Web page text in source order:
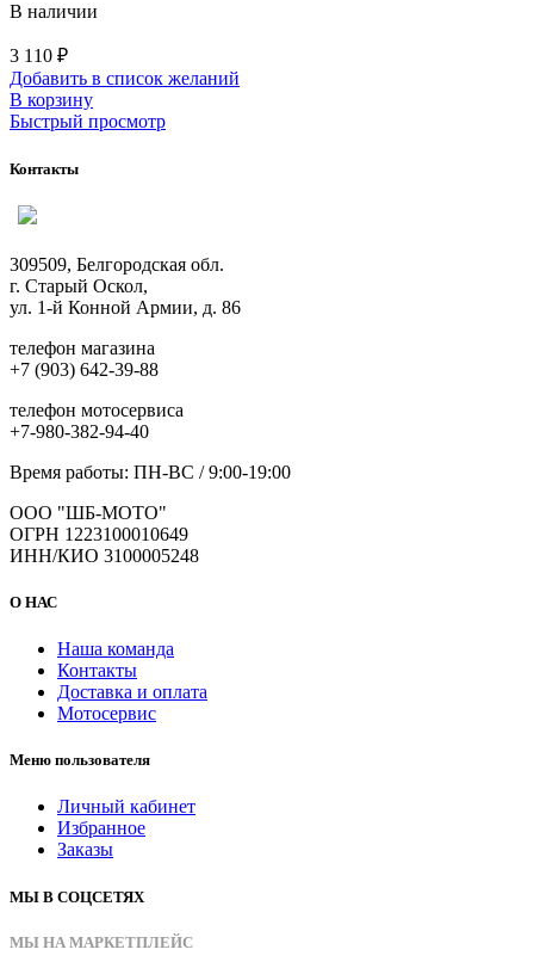
В наличии
3 110 ₽
Добавить в список желаний
В корзину
Быстрый просмотр
Контакты
309509, Белгородская обл.
г. Старый Оскол,
ул. 1-й Конной Армии, д. 86
телефон магазина
+7 (903) 642-39-88
телефон мотосервиса
+7-980-382-94-40
Время работы: ПН-ВС / 9:00-19:00
ООО "ШБ-МОТО"
ОГРН 1223100010649
ИНН/КИО 3100005248
О НАС
Наша команда
Контакты
Доставка и оплата
Мотосервис
Меню пользователя
Личный кабинет
Избранное
Заказы
МЫ В СОЦСЕТЯХ
МЫ НА МАРКЕТПЛЕЙС